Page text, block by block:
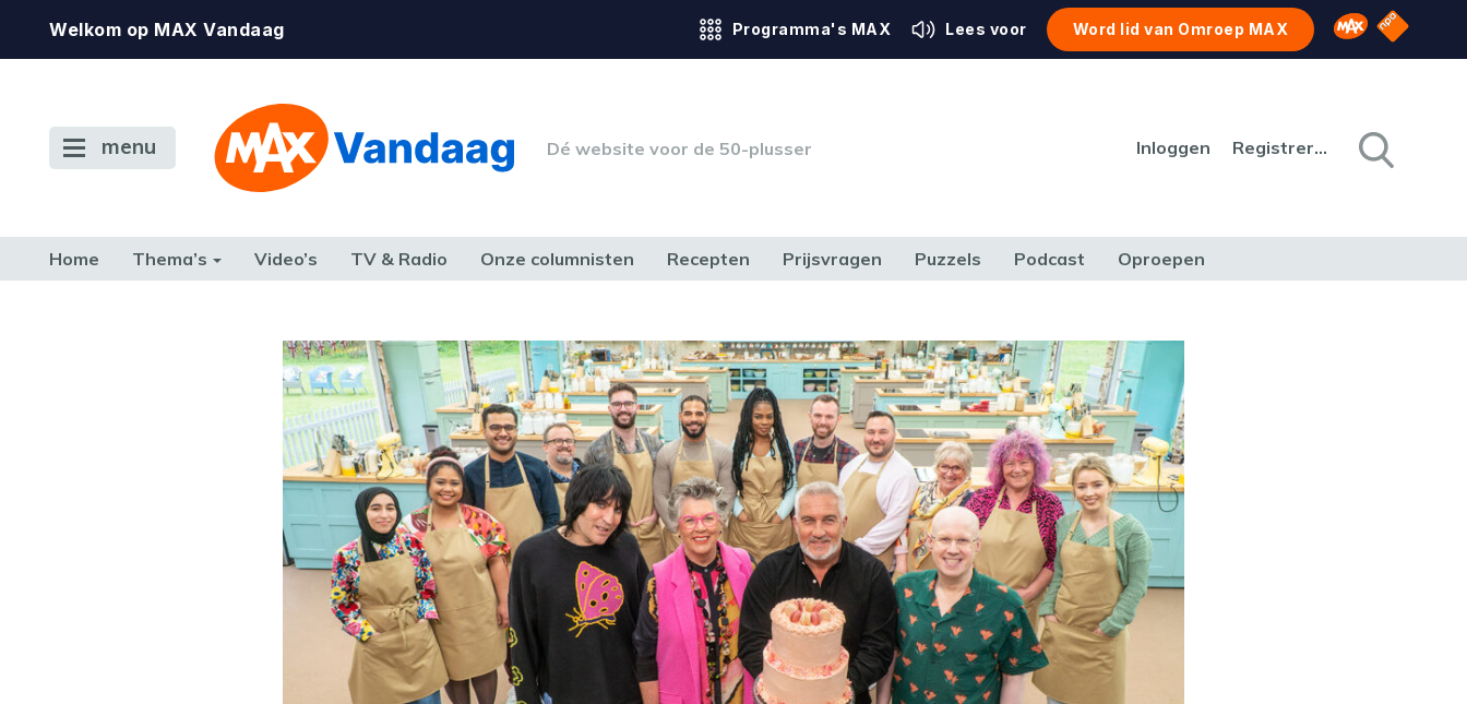
Welkom op MAX Vandaag Programma's MAX Lees voor Word lid van Omroep MAX Omroep MAX
NPO
menu Dé website voor de 50-plusser Inloggen Registreren
Home Thema’s Video’s TV & Radio Onze columnisten Recepten Prijsvragen Puzzels Podcast Oproepen